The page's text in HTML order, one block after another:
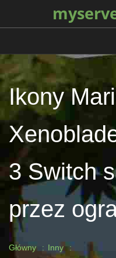
Ikony
3 Switch
przez
Główny
Inny